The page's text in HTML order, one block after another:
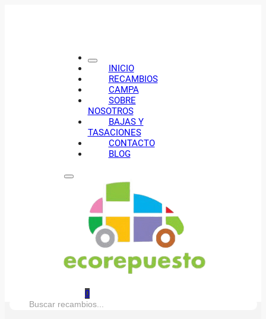
INICIO
RECAMBIOS
CAMPA
SOBRE
NOSOTROS
BAJAS Y
TASACIONES
CONTACTO
BLOG
0
Buscar: